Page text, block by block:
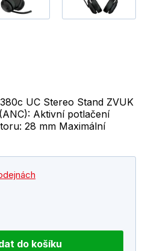
UC Stereo Stand ZVUK
Aktivní potlačení
28 mm Maximální
do košíku